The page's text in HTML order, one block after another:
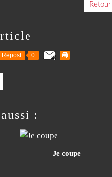
Retour
Repost 0
:
Je coupe